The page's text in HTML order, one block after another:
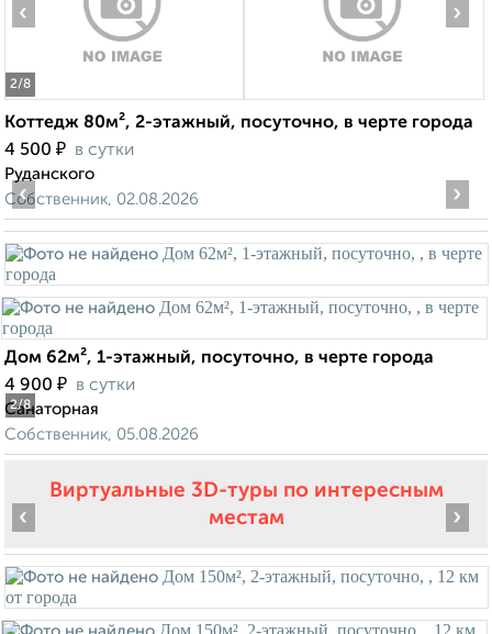
2/8
‹ ›
Коттедж 80м², 2-этажный, посуточно, в черте города
4 500 ₽ в сутки
Руданского
Собственник, 02.08.2026
2/8
‹ ›
Дом 62м², 1-этажный, посуточно, в черте города
4 900 ₽ в сутки
Санаторная
Собственник, 05.08.2026
Виртуальные 3D-туры по интересным
местам
‹ ›